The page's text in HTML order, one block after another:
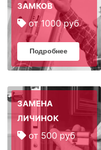
ЗАМКОВ
от 1000 руб
Подробнее
ЗАМЕНА
ЛИЧИНОК
от 500 руб